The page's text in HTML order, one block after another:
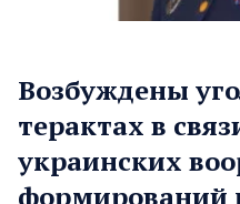
Возбуждены
терактах в
украинских
формирований